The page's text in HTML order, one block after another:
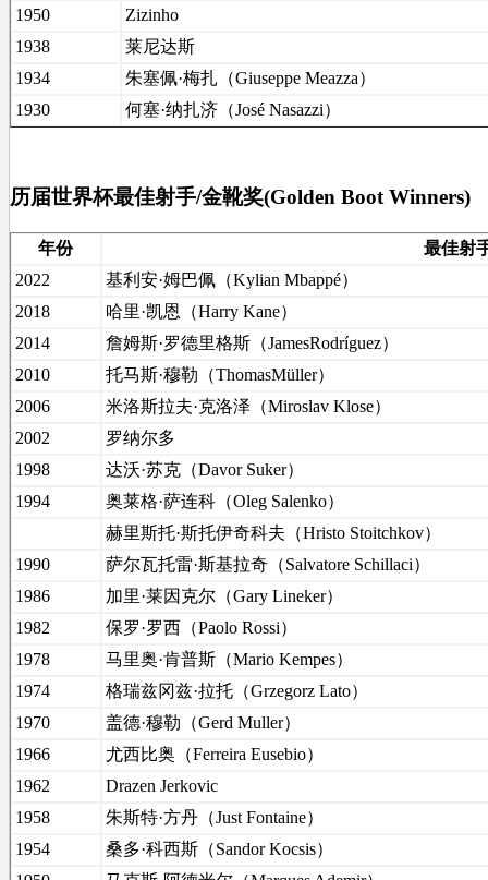
1950
Zizinho
1938
莱尼达斯
1934
朱塞佩·梅扎（Giuseppe Meazza）
1930
何塞·纳扎济（José Nasazzi）
历届世界杯最佳射手/金靴奖(Golden Boot Winners)
年份
最佳射
2022
基利安·姆巴佩（Kylian Mbappé）
2018
哈里·凯恩（Harry Kane）
2014
詹姆斯·罗德里格斯（JamesRodríguez）
2010
托马斯·穆勒（ThomasMüller）
2006
米洛斯拉夫·克洛泽（Miroslav Klose）
2002
罗纳尔多
1998
达沃·苏克（Davor Suker）
1994
奥莱格·萨连科（Oleg Salenko）
赫里斯托·斯托伊奇科夫（Hristo Stoitchkov）
1990
萨尔瓦托雷·斯基拉奇（Salvatore Schillaci）
1986
加里·莱因克尔（Gary Lineker）
1982
保罗·罗西（Paolo Rossi）
1978
马里奥·肯普斯（Mario Kempes）
1974
格瑞兹冈兹·拉托（Grzegorz Lato）
1970
盖德·穆勒（Gerd Muller）
1966
尤西比奥（Ferreira Eusebio）
1962
Drazen Jerkovic
1958
朱斯特·方丹（Just Fontaine）
1954
桑多·科西斯（Sandor Kocsis）